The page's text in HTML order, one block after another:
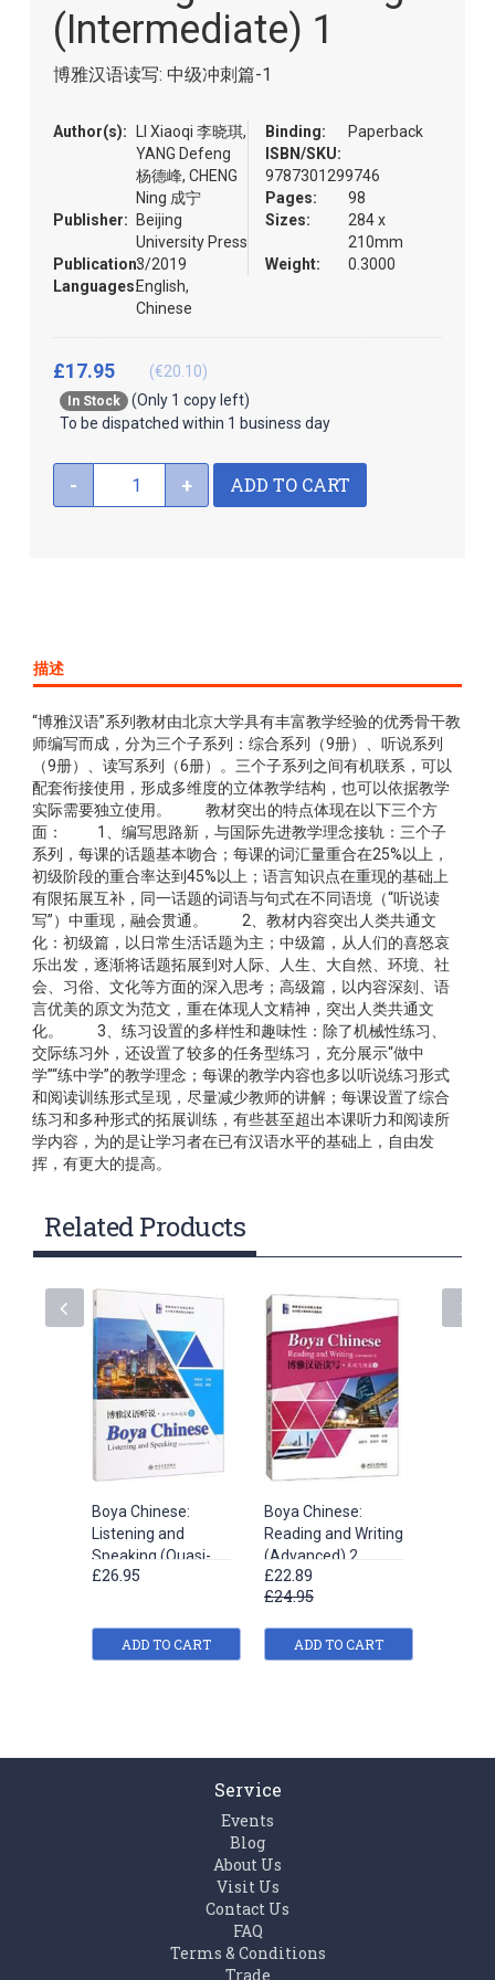
images
gallery
(Intermediate) 1
博雅汉语读写: 中级冲刺篇-1
Author(s):
LI Xiaoqi 李晓琪,
YANG Defeng
杨德峰, CHENG
Ning 成宁
Publisher:
Beijing
University Press
Publication:3/2019
Languages:English,
Chinese
Binding:
Paperback
ISBN/SKU:
9787301299746
Pages:
98
Sizes:
284 x
210mm
Weight:
0.3000
In Stock
(Only 1 copy left)
To be dispatched within 1 business day
£17.95 (€20.10)
- + ADD TO CART
描述
“博雅汉语”系列教材由北京大学具有丰富教学经验的优秀骨干教
师编写而成，分为三个子系列：综合系列（9册）、听说系列
（9册）、读写系列（6册）。三个子系列之间有机联系，可以
配套衔接使用，形成多维度的立体教学结构，也可以依据教学
实际需要独立使用。 教材突出的特点体现在以下三个方
面： 1、编写思路新，与国际先进教学理念接轨：三个子
系列，每课的话题基本吻合；每课的词汇量重合在25%以上，
初级阶段的重合率达到45%以上；语言知识点在重现的基础上
有限拓展互补，同一话题的词语与句式在不同语境（“听说读
写”）中重现，融会贯通。 2、教材内容突出人类共通文
化：初级篇，以日常生活话题为主；中级篇，从人们的喜怒哀
乐出发，逐渐将话题拓展到对人际、人生、大自然、环境、社
会、习俗、文化等方面的深入思考；高级篇，以内容深刻、语
言优美的原文为范文，重在体现人文精神，突出人类共通文
化。 3、练习设置的多样性和趣味性：除了机械性练习、
交际练习外，还设置了较多的任务型练习，充分展示“做中
学”“练中学”的教学理念；每课的教学内容也多以听说练习形式
和阅读训练形式呈现，尽量减少教师的讲解；每课设置了综合
练习和多种形式的拓展训练，有些甚至超出本课听力和阅读所
学内容，为的是让学习者在已有汉语水平的基础上，自由发
挥，有更大的提高。
Related Products
Boya Chinese:
Listening and
Speaking (Quasi-
Intermediate) 2
£26.95
ADD TO CART
Boya Chinese:
Reading and Writing
(Advanced) 2
£22.89
£24.95
ADD TO CART
Service
Events
Blog
About Us
Visit Us
Contact Us
FAQ
Terms & Conditions
Trade